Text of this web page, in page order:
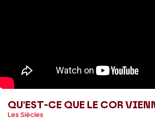
QU'EST-CE QUE LE COR
Les Siècles